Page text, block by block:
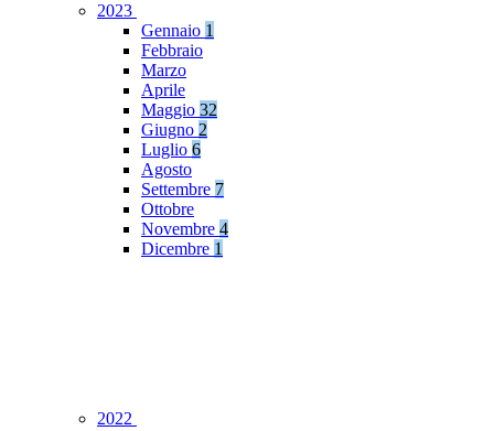
2023
Gennaio 1
Febbraio
Marzo
Aprile
Maggio 32
Giugno 2
Luglio 6
Agosto
Settembre 7
Ottobre
Novembre 4
Dicembre 1
2022